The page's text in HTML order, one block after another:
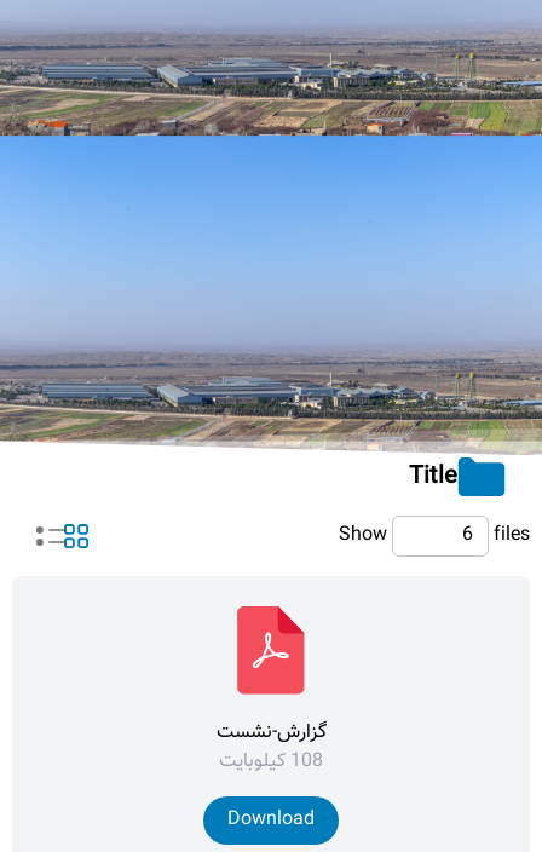
Title
Show files
گزارش-نشست
108 کیلوبایت
Download